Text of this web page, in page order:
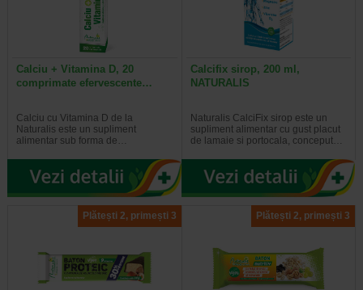
Calciu + Vitamina D, 20
comprimate efervescente…
Calciu cu Vitamina D de la
Naturalis este un supliment
alimentar sub forma de…
Calcifix sirop, 200 ml,
NATURALIS
Naturalis CalciFix sirop este un
supliment alimentar cu gust placut
de lamaie si portocala, conceput…
Plătești 2, primești 3 Plătești 2, primești 3